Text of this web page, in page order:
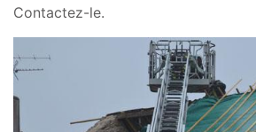
Contactez-le.